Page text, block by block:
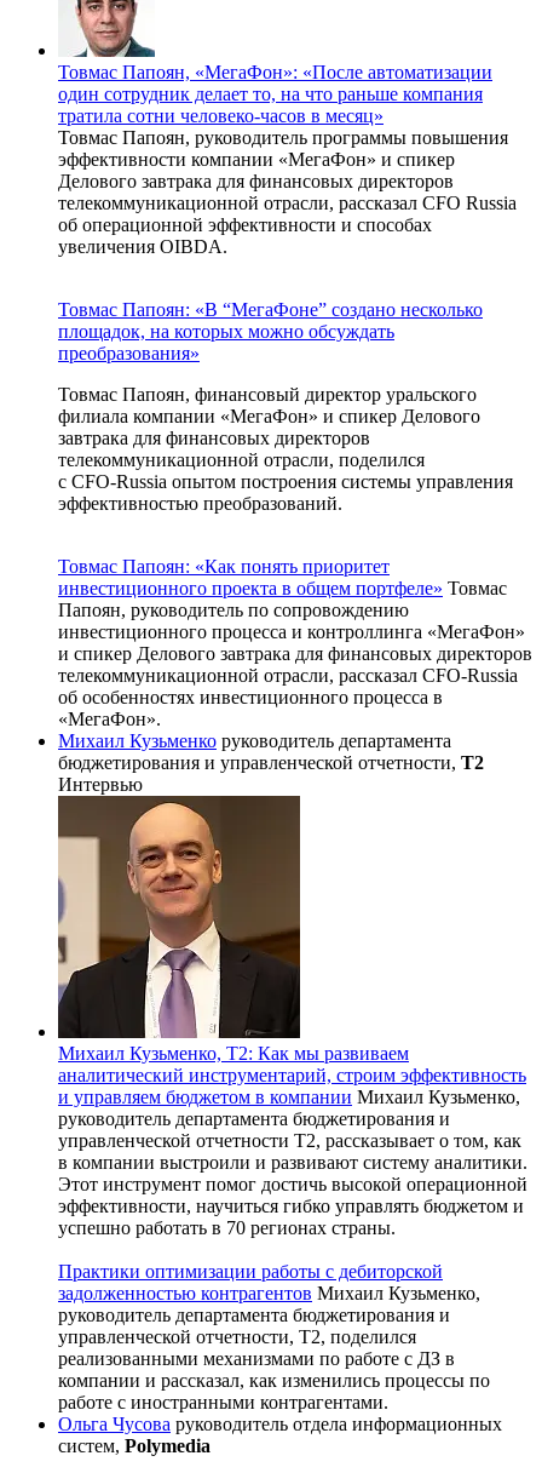
Товмас Папоян, «МегаФон»: «После автоматизации
один сотрудник делает то, на что раньше компания
тратила сотни человеко-часов в месяц»
Товмас Папоян, руководитель программы повышения
эффективности компании «МегаФон» и спикер
Делового завтрака для финансовых директоров
телекоммуникационной отрасли, рассказал CFO Russia
об операционной эффективности и способах
увеличения OIBDA.
Товмас Папоян: «В “МегаФоне” создано несколько
площадок, на которых можно обсуждать
преобразования»
Товмас Папоян, финансовый директор уральского
филиала компании «МегаФон» и спикер Делового
завтрака для финансовых директоров
телекоммуникационной отрасли, поделился
с CFO-Russia опытом построения системы управления
эффективностью преобразований.
Товмас Папоян: «Как понять приоритет
инвестиционного проекта в общем портфеле» Товмас
Папоян, руководитель по сопровождению
инвестиционного процесса и контроллинга «МегаФон»
и спикер Делового завтрака для финансовых директоров
телекоммуникационной отрасли, рассказал CFO-Russia
об особенностях инвестиционного процесса в
«МегаФон».
Михаил Кузьменко руководитель департамента
бюджетирования и управленческой отчетности, Т2
Интервью
Михаил Кузьменко, Т2: Как мы развиваем
аналитический инструментарий, строим эффективность
и управляем бюджетом в компании Михаил Кузьменко,
руководитель департамента бюджетирования и
управленческой отчетности Т2, рассказывает о том, как
в компании выстроили и развивают систему аналитики.
Этот инструмент помог достичь высокой операционной
эффективности, научиться гибко управлять бюджетом и
успешно работать в 70 регионах страны.
Практики оптимизации работы с дебиторской
задолженностью контрагентов Михаил Кузьменко,
руководитель департамента бюджетирования и
управленческой отчетности, T2, поделился
реализованными механизмами по работе с ДЗ в
компании и рассказал, как изменились процессы по
работе с иностранными контрагентами.
Ольга Чусова руководитель отдела информационных
систем, Polymedia